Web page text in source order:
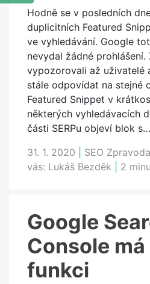
Hodně se v posledních
duplicitních Featured
ve vyhledávání. Google
nevydal žádné prohlášení.
vypozorovali až uživatelé
stále odpovídat na stejné
Featured Snippet v
některých vyhledávacích
části SERPu objeví blok s…
31. 1. 2020
SEO
vás: Lukáš Bezděk 2
Google
Console
funkci